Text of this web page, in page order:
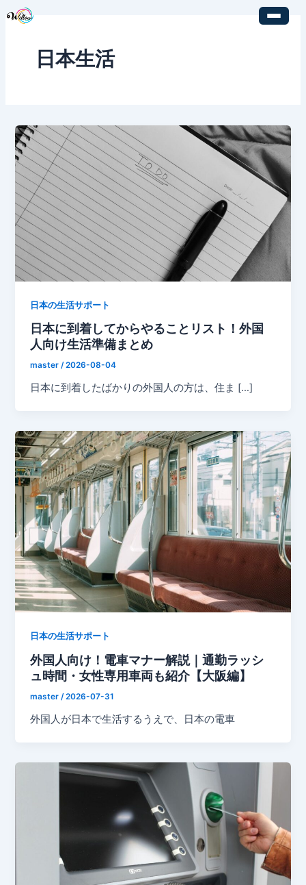
日本生活
日本の生活サポート
日本に到着してからやることリスト！外国
人向け生活準備まとめ
master/2026-08-04
日本に到着したばかりの外国人の方は、住ま […]
日本の生活サポート
外国人向け！電車マナー解説｜通勤ラッシ
ュ時間・女性専用車両も紹介【大阪編】
master /2026-07-31
外国人が日本で生活するうえで、日本の電車
稿